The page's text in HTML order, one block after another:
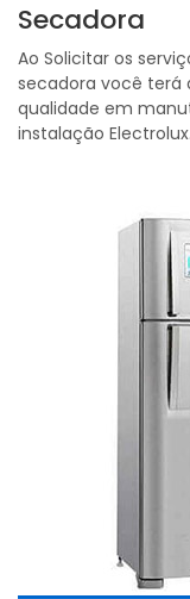
Secadora
Ao Solicitar os
secadora você
qualidade em
instalação Electrolux.